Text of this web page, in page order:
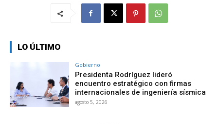
LO ÚLTIMO
Gobierno
Presidenta Rodríguez lideró
encuentro estratégico con firmas
internacionales de ingeniería sísmica
agosto 5, 2026